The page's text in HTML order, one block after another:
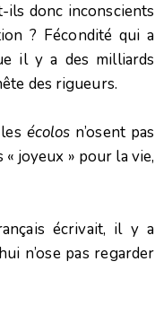
ils donc inconscients
? Fécondité qui a
il y a des milliards
des rigueurs.
écolos n’osent pas
joyeux » pour la vie,
écrivait, il y a
n’ose pas regarder